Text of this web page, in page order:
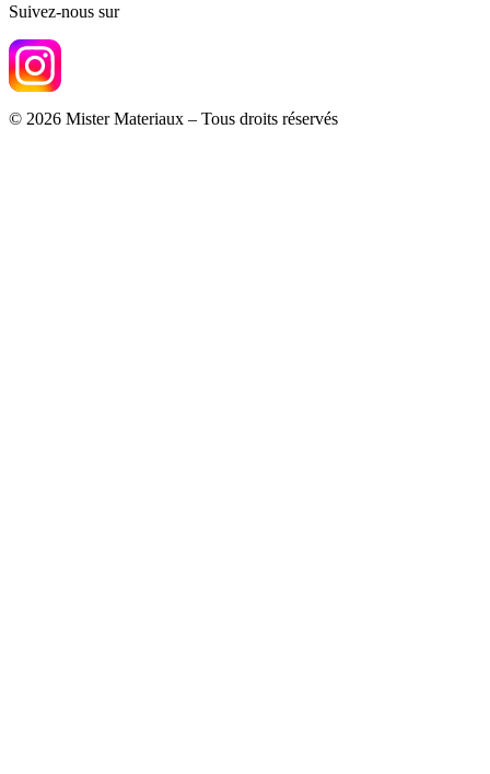
Suivez-nous sur
© 2026 Mister Materiaux – Tous droits réservés